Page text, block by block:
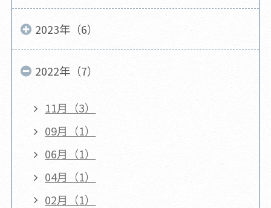
2023年（6）
2022年（7）
11月（3）
09月（1）
06月（1）
04月（1）
02月（1）